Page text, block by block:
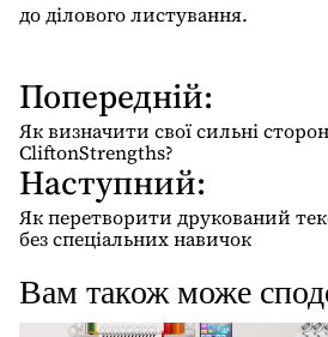
до ділового листування.
Н
а
в
і
г
а
ц
і
Попередній:
Як визначити свої сильні
CliftonStrengths?
Наступний:
Як перетворити друкований
без спеціальних навичок
Вам також може